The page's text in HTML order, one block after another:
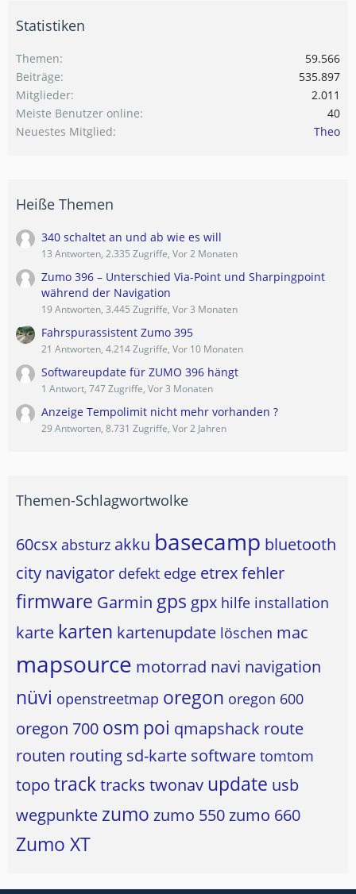
Statistiken
Themen
59.566
Beiträge
535.897
Mitglieder
2.011
Meiste Benutzer online
40
Neuestes Mitglied
Theo
Heiße Themen
340 schaltet an und ab wie es will
13 Antworten, 2.335 Zugriffe, Vor 2 Monaten
Zumo 396 – Unterschied Via-Point und Sharpingpoint
während der Navigation
19 Antworten, 3.445 Zugriffe, Vor 3 Monaten
Fahrspurassistent Zumo 395
21 Antworten, 4.214 Zugriffe, Vor 10 Monaten
Softwareupdate für ZUMO 396 hängt
1 Antwort, 747 Zugriffe, Vor 3 Monaten
Anzeige Tempolimit nicht mehr vorhanden ?
29 Antworten, 8.731 Zugriffe, Vor 2 Jahren
Themen-Schlagwortwolke
60csx absturz akku basecamp bluetooth
city navigator defekt edge etrexfehler
firmware Garmin gps gpx hilfe installation
karte karten kartenupdate löschen mac
mapsource motorrad navi navigation
nüvi openstreetmap oregon oregon 600
oregon 700 osm poi qmapshack route
routen routing sd-karte software tomtom
topo tracktracks twonav update usb
wegpunkte zumo zumo 550zumo 660
Zumo XT